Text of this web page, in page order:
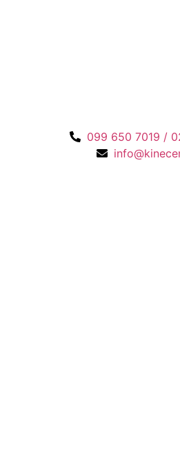
099 650 7019 /